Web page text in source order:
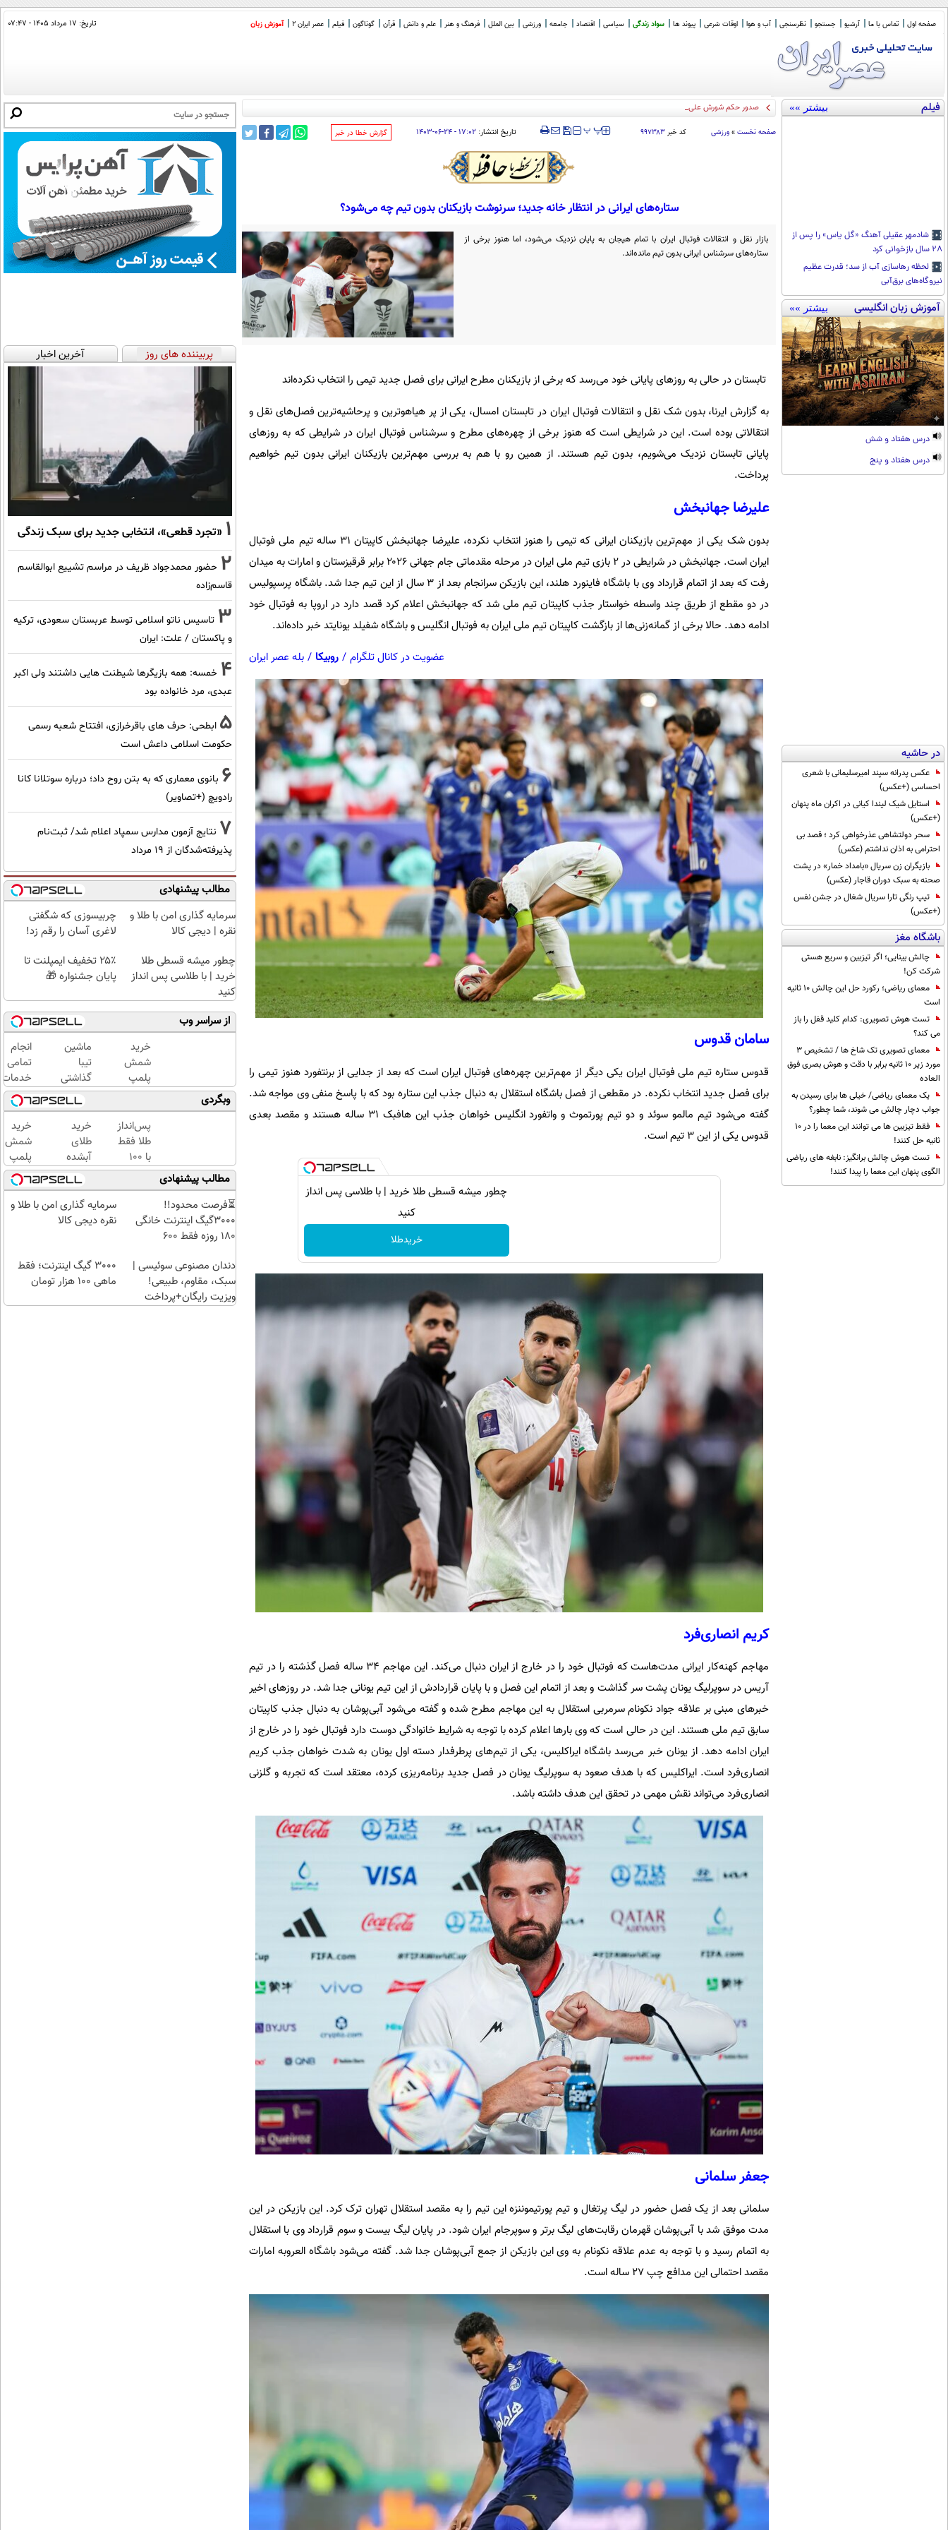
صفحه اول تماس با ما آرشیو جستجو نظرسنجی آب و هوا اوقات شرعی پیوند ها سواد زندگی سیاسی اقتصاد جامعه ورزشی بین الملل فرهنگ و هنر علم و دانش قرآن گوناگون فیلم عصر ایران 2 آموزش زبان تاریخ: ۱۷ مرداد ۱۴۰۵ - ۰۷:۴۷
فیلم بیشتر »»
شادمهر عقیلی آهنگ «گل یاس» را پس از
۲۸ سال بازخوانی کرد
لحظه رهاسازی آب از سد؛ قدرت عظیم
نیروگاه‌های برق‌آبی
آموزش زبان انگلیسی بیشتر »»
درس هفتاد و شش
درس هفتاد و پنج
در حاشیه
عکس پدرانه سپند امیرسلیمانی با شعری
احساسی (+عکس)
استایل شیک لیندا کیانی در اکران ماه پنهان
(+عکس)
سحر دولتشاهی عذرخواهی کرد ؛ قصد بی
احترامی به اذان نداشتم (عکس)
بازیگران زن سریال «بامداد خمار» در پشت
صحنه به سبک دوران قاجار (عکس)
تیپ رنگی تارا سریال شغال در جشن نفس
(+عکس)
باشگاه مغز
چالش بینایی؛ اگر تیزبین و سریع هستی
شرکت کن!
معمای ریاضی؛ رکورد حل این چالش 10 ثانیه
است
تست هوش تصویری: کدام کلید قفل را باز
می کند؟
معمای تصویری تک شاخ ها / تشخیص 3
مورد زیر 10 ثانیه برابر با دقت و هوش بصری فوق
العاده
یک معمای ریاضی/ خیلی ها برای رسیدن به
جواب دچار چالش می شوند، شما چطور؟
فقط تیزبین ها می توانند این معما را در 10
ثانیه حل کنند!
تست هوش چالش برانگیز: نابغه های ریاضی
الگوی پنهان این معما را پیدا کنند!
صدور حکم شورش علیه دولت قانونی، عادی نیست
صفحه نخست » ورزشی کد خبر۹۹۷۳۸۳ ‍‍‍ پ پ تاریخ انتشار:۱۷:۰۲ - ۲۴-۰۶-۱۴۰۳ ‌گزارش خطا در خبر
ستاره‌های ایرانی در انتظار خانه جدید؛ سرنوشت بازیکنان بدون تیم چه می‌شود؟
بازار نقل و انتقالات فوتبال ایران با تمام هیجان به پایان نزدیک می‌شود، اما هنوز برخی از
ستاره‌های سرشناس ایرانی بدون تیم مانده‌اند.
تابستان در حالی به روزهای پایانی خود می‌رسد که برخی از بازیکنان مطرح ایرانی برای فصل جدید تیمی را انتخاب نکرده‌اند
به گزارش ایرنا، بدون شک نقل و انتقالات فوتبال ایران در تابستان امسال، یکی از پر هیاهوترین و پرحاشیه‌ترین فصل‌های نقل و
انتقالاتی بوده است. این در شرایطی‌ است که هنوز برخی از چهره‌های مطرح و سرشناس فوتبال ایران در شرایطی که به روزهای
پایانی تابستان نزدیک می‌شویم، بدون تیم هستند. از همین رو با هم به بررسی مهم‌ترین بازیکنان ایرانی بدون تیم خواهیم
پرداخت.
علیرضا جهانبخش
بدون شک یکی از مهم‌ترین بازیکنان ایرانی که تیمی را هنوز انتخاب نکرده، علیرضا جهانبخش کاپیتان ۳۱ ساله تیم ملی فوتبال
ایران است. جهانبخش در شرایطی در ۲ بازی تیم ملی ایران در مرحله مقدماتی جام جهانی ۲۰۲۶ برابر قرقیزستان و امارات به میدان
رفت که بعد از اتمام قرارداد وی با باشگاه فاینورد هلند، این بازیکن سرانجام بعد از ۳ سال از این تیم جدا شد. باشگاه پرسپولیس
در دو مقطع از طریق چند واسطه خواستار جذب کاپیتان تیم ملی شد که جهانبخش اعلام کرد قصد دارد در اروپا به فوتبال خود
ادامه دهد. حالا برخی از گمانه‌زنی‌ها از بازگشت کاپیتان تیم ملی ایران به فوتبال انگلیس و باشگاه شفیلد یونایتد خبر داده‌اند.
عضویت در کانال تلگرام / روبیکا / بله عصر ایران
سامان قدوس
قدوس ستاره تیم ملی فوتبال ایران یکی دیگر از مهم‌ترین چهره‌های فوتبال ایران است که بعد از جدایی از برنتفورد هنوز تیمی را
برای فصل جدید انتخاب نکرده. در مقطعی از فصل باشگاه استقلال به دنبال جذب این ستاره بود که با پاسخ منفی وی مواجه شد.
گفته می‌شود تیم مالمو سوئد و دو تیم پورتموث و واتفورد انگلیس خواهان جذب این هافبک ۳۱ ساله هستند و مقصد بعدی
قدوس یکی از این ۳ تیم است.
چطور میشه قسطی طلا خرید | با طلاسی پس انداز
کنید
خریدطلا
کریم انصاری‌فرد
مهاجم کهنه‌کار ایرانی مدت‌هاست که فوتبال خود را در خارج از ایران دنبال می‌کند. این مهاجم ۳۴ ساله فصل گذشته را در تیم
آریس در سوپرلیگ یونان پشت سر گذاشت و بعد از اتمام این فصل و با پایان قراردادش از این تیم یونانی جدا شد. در روزهای اخیر
خبرهای مبنی بر علاقه جواد نکونام سرمربی استقلال به این مهاجم مطرح شده و گفته می‌شود آبی‌پوشان به دنبال جذب کاپیتان
سابق تیم ملی هستند. این در حالی‌ است که وی بارها اعلام کرده با توجه به شرایط خانوادگی دوست دارد فوتبال خود را در خارج از
ایران ادامه دهد. از یونان خبر می‌رسد باشگاه ایراکلیس، یکی از تیم‌های پرطرفدار دسته اول یونان به شدت خواهان جذب کریم
انصاری‌فرد است. ایراکلیس که با هدف صعود به سوپرلیگ یونان در فصل جدید برنامه‌ریزی کرده، معتقد است که تجربه و گلزنی
انصاری‌فرد می‌تواند نقش مهمی در تحقق این هدف داشته باشد.
جعفر سلمانی
سلمانی بعد از یک فصل حضور در لیگ پرتغال و تیم پورتیموننزه این تیم را به مقصد استقلال تهران ترک کرد. این بازیکن در این
مدت موفق شد با آبی‌پوشان قهرمان رقابت‌های لیگ برتر و سوپرجام ایران شود. در پایان لیگ بیست و سوم قرارداد وی با استقلال
به اتمام رسید و با توجه به عدم علاقه نکونام به وی این بازیکن از جمع آبی‌پوشان جدا شد. گفته می‌شود باشگاه العروبه امارات
مقصد احتمالی این مدافع چپ ۲۷ ساله است.
پربیننده های روز آخرین اخبار
1 «تجرد قطعی»، انتخابی جدید برای سبک زندگی
2 حضور محمدجواد ظریف در مراسم تشییع ابوالقاسم
قاسم‌زاده
3 تاسیس ناتو اسلامی توسط عربستان سعودی، ترکیه
و پاکستان / علت: ایران
4 خمسه: همه بازیگرها شیطنت هایی داشتند ولی اکبر
عبدی، مرد خانواده بود
5 ابطحی: حرف های باقرخرازی، افتتاح شعبه رسمی
حکومت اسلامی داعش است
6 بانوی معماری که به بتن روح داد؛ درباره سوتلانا کانا
رادویچ (+تصاویر)
7 نتایج آزمون مدارس سمپاد اعلام شد/ ثبت‌نام
پذیرفته‌شدگان از ۱۹ مرداد
مطالب پیشنهادی
سرمایه گذاری امن با طلا و
نقره | دیجی کالا
چربیسوزی که شگفتی
لاغری آسان را رقم زد!
چطور میشه قسطی طلا
خرید | با طلاسی پس انداز
کنید
۲۵٪ تخفیف ایمپلنت تا
پایان جشنواره 🎁
از سراسر وب
خرید
شمش
پلمپ
طلاسی،
از ۰.۵
گرم تا
۱۰ گرم
ماشین
تیبا
گذاشتی
برای
فروش
؟ اینجا
سریع و
راحت
بفروش
انجام
تمامی
خدمات
در محل
با یدک
دات
وبگردی
پس‌انداز
طلا فقط
با ۱۰۰
هزارتومان
(امن و
خرید
طلای
آبشده
حتی با
۱۰۰هزارتومان
خرید
شمش
پلمپ
طلاسی،
از ۰.۵
گرم تا
مطالب پیشنهادی
⏳فرصت محدود!!
3000گیگ اینترنت خانگی
180 روزه فقط 600
سرمایه گذاری امن با طلا و
نقره دیجی کالا
دندان مصنوعی سوئیسی |
سبک، مقاوم، طبیعی!
ویزیت رایگان+پرداخت
3000 گیگ اینترنت؛ فقط
ماهی 100 هزار تومان